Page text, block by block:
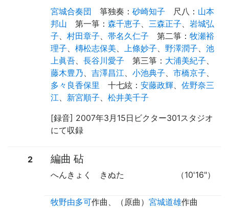
宮城合奏団
箏独奏 ： 砂崎知子 尺八 ： 山本
邦山
第一箏 ： 森千恵子 三森正子
岩城弘
子
村田章子 帯名久仁子 第二箏 ： 牧瀬裕
理子
槫松志保美 上條妙子 野澤潤子
池
上眞吾
長谷川愛子 第三箏 ： 大浦美紀子
藤木豊乃
吉澤昌江 小池典子 市橋京子
多々良香保里
十七絃 ： 安藤政輝
佐野奈三
江
新宮順子
松井美千子
[録音] 2007年3月15日ビクター301スタジオ
にて収録
2 編曲 砧
（10'16"）
へんきょく きぬた
牧野由多可作曲 、（ 原曲 ） 宮城道雄作曲